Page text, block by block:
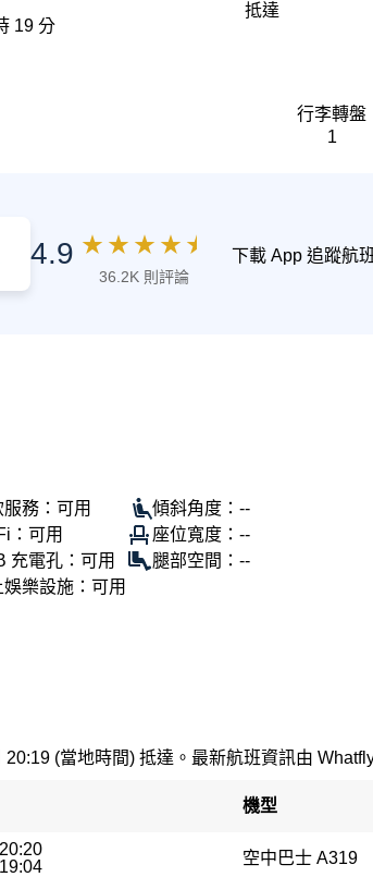
19 分
抵達
行李轉盤
1
4.9 ★ ★ ★ ★ ★
36.2K 則評論
下載 App 追蹤航
務：可用
：可用
充電孔：可用
娛樂設施：可用
傾斜角度：--
座位寬度：--
腿部空間：--
(當地時間) 抵達。最新航班資訊由
機型
空中巴士 A319